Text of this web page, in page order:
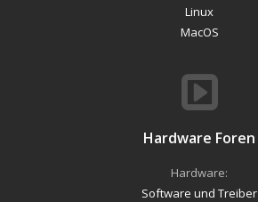
Linux
MacOS
Hardware Foren
Hardware:
Software und Treiber